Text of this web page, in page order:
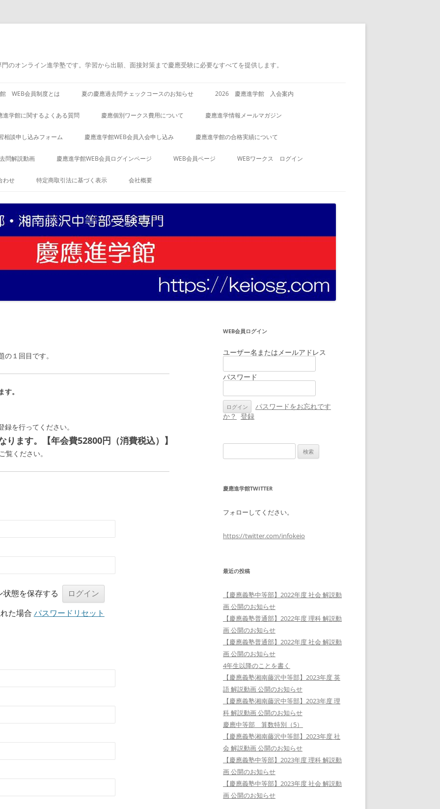
のオンライン進学塾です。学習から出願、面接対策まで慶應受験に必要なすべてを提供します。
WEB会員制度とは 夏の慶應過去問チェックコースのお知らせ 2026 慶應進学館 入会案内
進学館に関するよくある質問 慶應個別ワークス費用について 慶應進学情報メールマガジン
相談申し込みフォーム 慶應進学館WEB会員入会申し込み 慶應進学館の合格実績について
問解説動画 慶應進学館WEB会員ログインページ WEB会員ページ WEBワークス ログイン
わせ 特定商取引法に基づく表示 会社概要
１回目です。
。
を行ってください。
ます。【年会費52800円（消費税込）】
覧ください。
状態を保存する
た場合 パスワードリセット
WEB会員ログイン
ユーザー名またはメールアドレス
パスワード
パスワードをお忘れです
か？ 登録
索:
慶應進学館TWITTER
フォローしてください。
https://twitter.com/infokeio
最近の投稿
【慶應義塾中等部】2022年度 社会 解説動
画 公開のお知らせ
【慶應義塾普通部】2022年度 理科 解説動
画 公開のお知らせ
【慶應義塾普通部】2022年度 社会 解説動
画 公開のお知らせ
4年生以降のことを書く
【慶應義塾湘南藤沢中等部】2023年度 英
語 解説動画 公開のお知らせ
【慶應義塾湘南藤沢中等部】2023年度 理
科 解説動画 公開のお知らせ
慶應中等部 算数特別（5）
【慶應義塾湘南藤沢中等部】2023年度 社
会 解説動画 公開のお知らせ
【慶應義塾中等部】2023年度 理科 解説動
画 公開のお知らせ
【慶應義塾中等部】2023年度 社会 解説動
画 公開のお知らせ